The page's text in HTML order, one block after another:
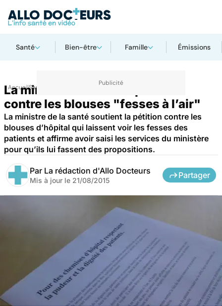
Santé Bien-être Famille Émissions
AccueilSanté
La ministre soutient la pétition
contre les blouses "fesses à l’air"
La ministre de la santé soutient la pétition contre les
blouses d’hôpital qui laissent voir les fesses des
patients et affirme avoir saisi les services du ministère
pour qu’ils lui fassent des propositions.
Par La rédaction d'Allo Docteurs
Mis à jour le 21/08/2015
Partager